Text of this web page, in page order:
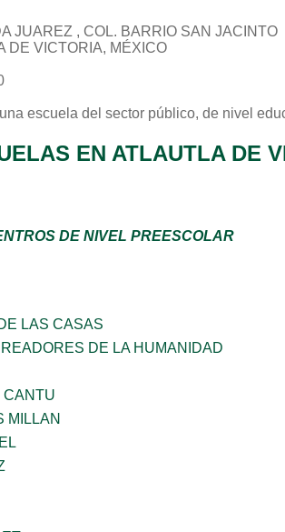
JUAREZ , COL. BARRIO SAN JACINTO
DE VICTORIA, MÉXICO
escuela del sector público, de nivel
EN ATLAUTLA DE
DE NIVEL PREESCOLAR
LAS CASAS
DE LA HUMANIDAD
CANTU
MILLAN